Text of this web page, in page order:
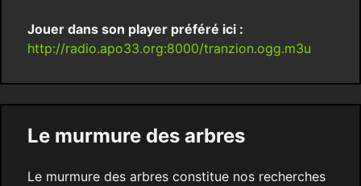
Jouer dans son player préféré ici :
http://radio.apo33.org:8000/tranzion.ogg.m3u
Le murmure des arbres
Le murmure des arbres constitue nos recherches